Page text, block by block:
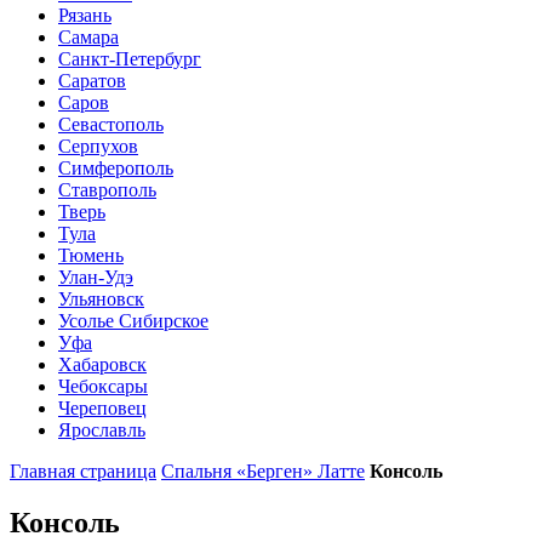
Рязань
Самара
Санкт-Петербург
Саратов
Саров
Севастополь
Серпухов
Симферополь
Ставрополь
Тверь
Тула
Тюмень
Улан-Удэ
Ульяновск
Усолье Сибирское
Уфа
Хабаровск
Чебоксары
Череповец
Ярославль
Главная страница Спальня «Берген» Латте Консоль
Консоль